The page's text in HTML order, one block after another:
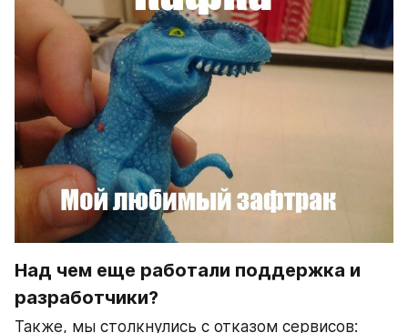
Над чем еще работали поддержка и
разработчики?
Также, мы столкнулись с отказом сервисов: